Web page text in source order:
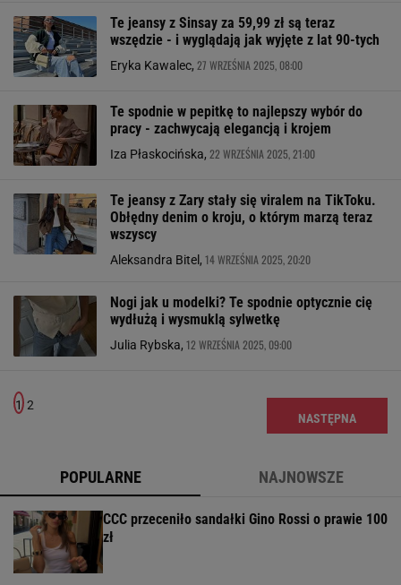
Te jeansy z Sinsay za 59,99 zł są teraz
wszędzie - i wyglądają jak wyjęte z lat 90-tych
Eryka Kawalec, 27 WRZEŚNIA 2025, 08:00
Te spodnie w pepitkę to najlepszy wybór do
pracy - zachwycają elegancją i krojem
Iza Płaskocińska, 22 WRZEŚNIA 2025, 21:00
Te jeansy z Zary stały się viralem na TikToku.
Obłędny denim o kroju, o którym marzą teraz
wszyscy
Aleksandra Bitel, 14 WRZEŚNIA 2025, 20:20
Nogi jak u modelki? Te spodnie optycznie cię
wydłużą i wysmuklą sylwetkę
Julia Rybska, 12 WRZEŚNIA 2025, 09:00
1 2
NASTĘPNA
POPULARNE NAJNOWSZE
CCC przeceniło sandałki Gino Rossi o prawie 100
zł